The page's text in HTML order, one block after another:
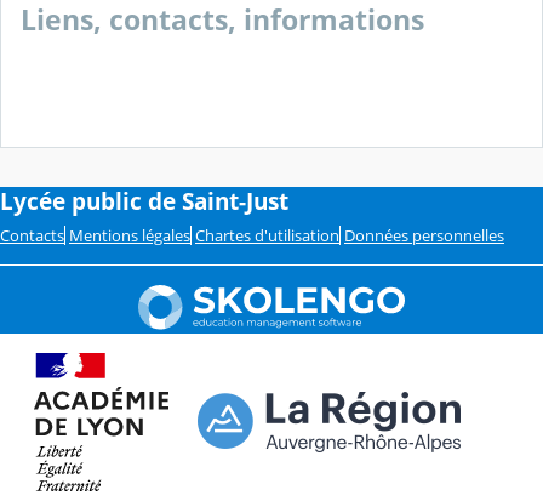
Liens, contacts, informations
Lycée public de Saint-Just
Contacts Mentions légales Chartes d'utilisation Données personnelles